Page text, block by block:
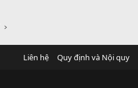
Liên hệ Quy định và Nội quy